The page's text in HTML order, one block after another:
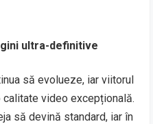
ultra-definitive
să evolueze, iar viitorul
video excepțională.
să devină standard, iar în